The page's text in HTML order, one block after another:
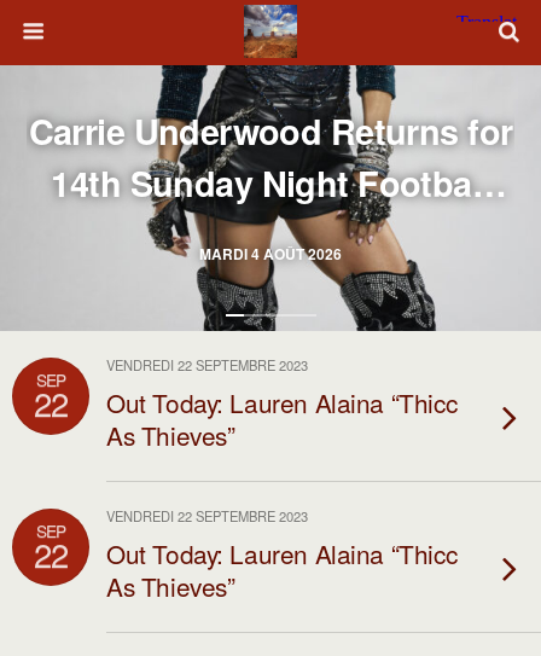
MARDI 4 AOÛT 2026
Carrie Underwood Returns for
14th Sunday Night Football
Season
SEP
22
VENDREDI 22 SEPTEMBRE 2023
Out Today: Lauren Alaina “Thicc
As Thieves”
SEP
22
VENDREDI 22 SEPTEMBRE 2023
Out Today: Lauren Alaina “Thicc
As Thieves”